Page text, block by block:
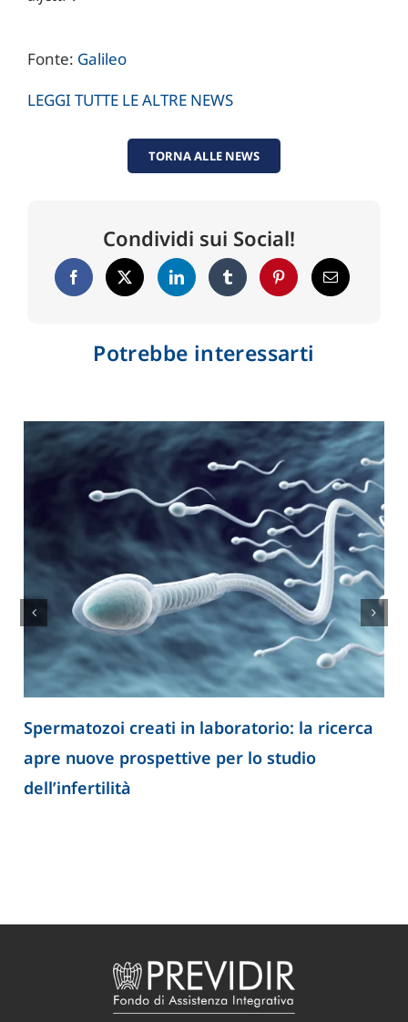
Fonte: Galileo
LEGGI TUTTE LE ALTRE NEWS
TORNA ALLE NEWS
Condividi sui Social!
Potrebbe interessarti
Spermatozoi creati in laboratorio: la ricerca
apre nuove prospettive per lo studio
dell’infertilità